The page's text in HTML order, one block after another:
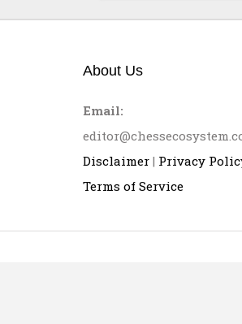
About Us
Email:
Disclaimer | Privacy
Terms of Service